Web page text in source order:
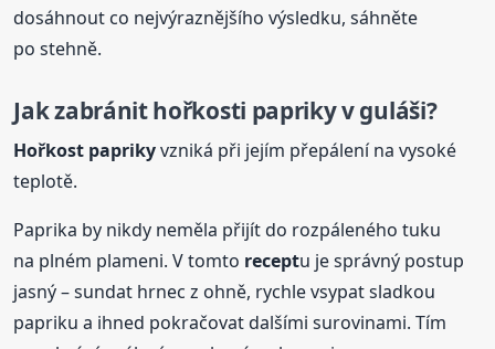
dosáhnout co nejvýraznějšího výsledku, sáhněte
po stehně.
Jak zabránit hořkosti papriky v guláši?
Hořkost paprikyvzniká při jejím přepálení na vysoké
teplotě.
Paprika by nikdy neměla přijít do rozpáleného tuku
na plném plameni. V tomto receptu je správný postup
jasný – sundat hrnec z ohně, rychle vsypat sladkou
papriku a ihned pokračovat dalšími surovinami. Tím